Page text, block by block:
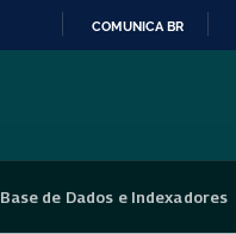
CONTEÚDO
COMUNICA BR
Base de Dados e Indexadores